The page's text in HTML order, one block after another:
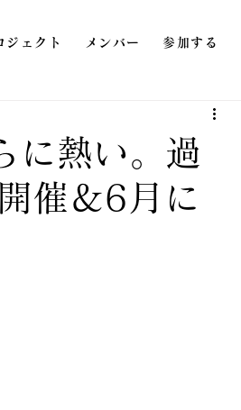
ジェクト メンバー 参加する
に熱い。過
催＆6月に